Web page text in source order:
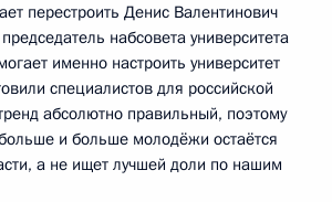
перестроить Денис Валентинович
набсовета университета
именно настроить университет
специалистов для российской
абсолютно правильный, поэтому
и больше молодёжи остаётся
а не ищет лучшей доли по нашим